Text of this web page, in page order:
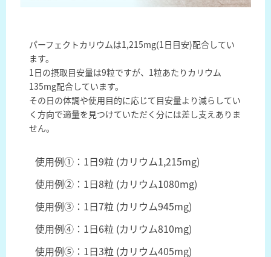
パーフェクトカリウムは1,215mg(1日目安)配合してい
ます。
1日の摂取目安量は9粒ですが、1粒あたりカリウム
135mg配合しています。
その日の体調や使用目的に応じて目安量より減らしてい
く方向で適量を見つけていただく分には差し支えありま
せん。
使用例①：1日9粒 (カリウム1,215mg)
使用例②：1日8粒 (カリウム1080mg)
使用例③：1日7粒 (カリウム945mg)
使用例④：1日6粒 (カリウム810mg)
使用例⑤：1日3粒 (カリウム405mg)